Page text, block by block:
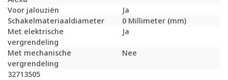
Voor jalouziën
Ja
Schakelmateriaaldiameter
0 Millimeter (mm)
Met elektrische
vergrendeling
Ja
Met mechanische
vergrendeling
Nee
32713505